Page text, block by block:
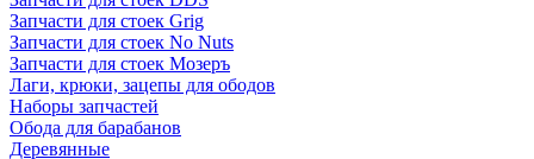
Запчасти для стоек Grig
Запчасти для стоек No Nuts
Запчасти для стоек Мозеръ
Лаги, крюки, зацепы для ободов
Наборы запчастей
Обода для барабанов
Деревянные